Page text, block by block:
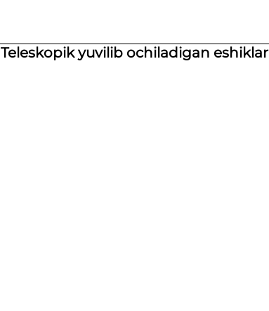
Teleskopik yuvilib ochiladigan eshiklar